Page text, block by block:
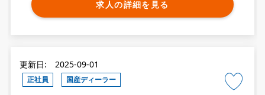
求人の詳細を見る
更新日: 2025-09-01
正社員 国産ディーラー